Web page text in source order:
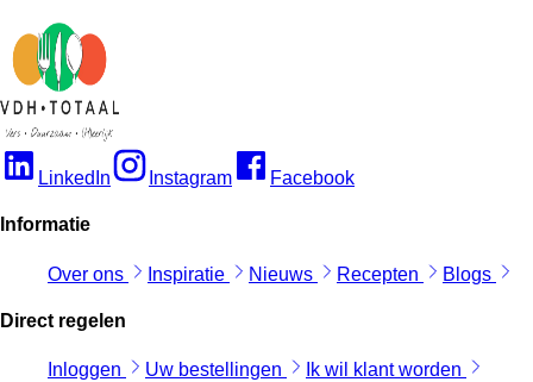
LinkedIn Instagram Facebook
Informatie
Over ons Inspiratie Nieuws Recepten Blogs
Direct regelen
Inloggen Uw bestellingen
Ik wil klant worden